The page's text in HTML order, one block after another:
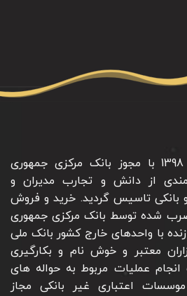
صرافی اردکانی در سال 1398 با مجوز بانک مرکزی جمهوری
مندی از دانش و تجارب مدیران و
و بانکی تاسیس گردید. خرید و فروش
شده توسط بانک مرکزی جمهوری
با واحدهای خارج کشور بانک ملی
معتبر و خوش نام و بکارگیری
عملیات مربوط به حواله های
اعتباری غیر بانکی مجاز